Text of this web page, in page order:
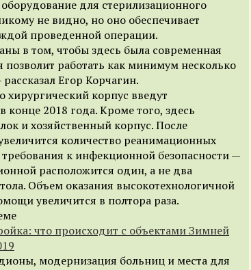
для стерилизационного
не видно, но оно обеспечивает
проведенной операции.
в том, чтобы здесь была современная
позволит работать как минимум несколько
рассказал Егор Корчагин.
хирургический корпус введут
конце 2018 года. Кроме того, здесь
и хозяйственный корпус. После
количество реанимационных
к инфекционной безопасности —
расположится один, а не два
Объем оказания высокотехнологичной
увеличится в полтора раза.
что происходит с объектами Зимней
модернизация больниц и места для